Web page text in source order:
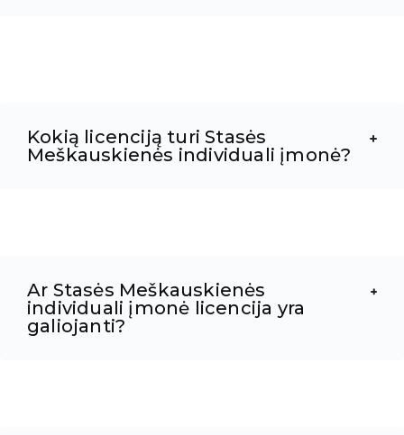
Kokią licenciją turi Stasės
Meškauskienės individuali įmonė?
Ar Stasės Meškauskienės
individuali įmonė licencija yra
galiojanti?